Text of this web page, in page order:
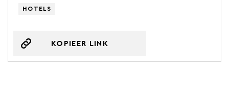
HOTELS
KOPIEER LINK